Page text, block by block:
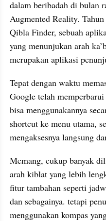
dalam beribadah di bulan
Augmented Reality.
Qibla Finder, sebuah
yang menunjukan arah
merupakan aplikasi
Tepat dengan waktu
Google telah
bisa menggunakannya
shortcut ke menu utama,
mengaksesnya langsung
Memang, cukup banyak
arah kiblat yang lebih
fitur tambahan seperti
dan sebagainya. tetapi
menggunakan kompas